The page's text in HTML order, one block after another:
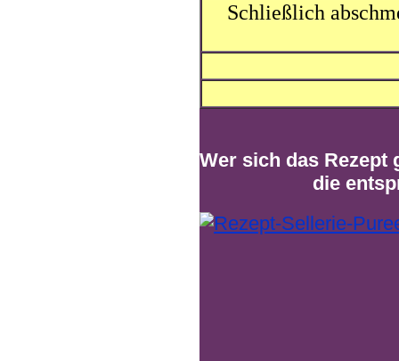
Schließlich
Wer sich das Rezept
die